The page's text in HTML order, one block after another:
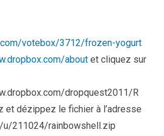
votebox/3712/frozen-yogurt
about et cliquez sur
dropquest2011/R
et dézippez le fichier à l’adresse
u/211024/rainbowshell.zip